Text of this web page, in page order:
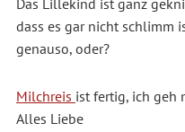
Das Lillekind ist ganz
dass es gar nicht schlimm
genauso, oder?
Milchreis ist fertig, ich geh
Alles Liebe